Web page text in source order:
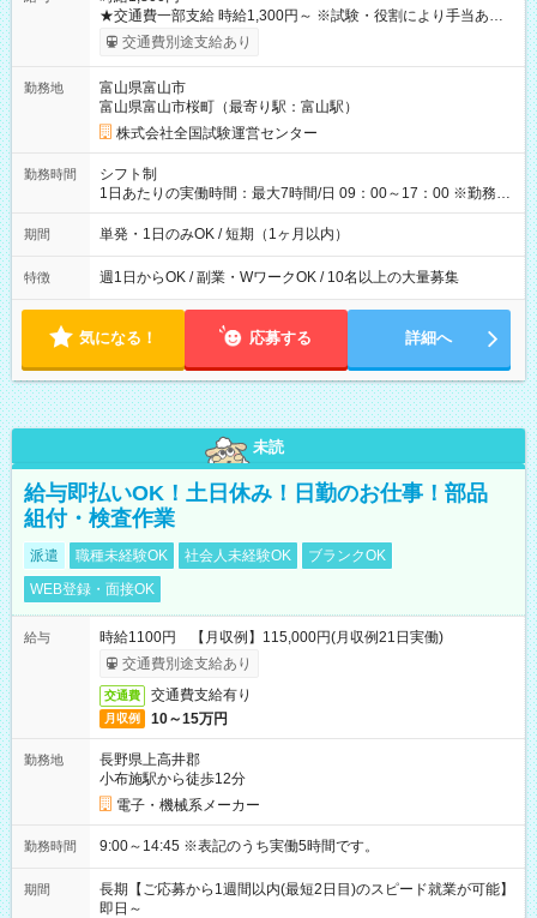
★交通費一部支給 時給1,300円～ ※試験・役割により手当あり
※勤務回数により昇給あり 【即給（前払い）オプションあ
り！】 希望される場合、勤務から1週間ほどで給与の一部を受け
例】 ・河合塾模擬試験 8:30～17:30（休憩1時間） 時給1,300円
×8時間＝日収10,400円＋交通費 ※当日の役割により時給＋100
円の場合あり ・国家試験 7:00～13:30（休憩なし） 時給1,300
円（役割手当＋100円）×6時間＝日収8,400円＋交通費 【試用期
間】試用期間なし
交通費別途支給あり
勤務地
富山県富山市
富山県富山市桜町（最寄り駅：富山駅）
株式会社全国試験運営センター
勤務時間
シフト制
1日あたりの実働時間：最大7時間/日 09：00～17：00 ※勤務時
間は 試験により異なります。
期間 単発・1日のみOK / 短期（1ヶ月以内）
特徴 週1日からOK / 副業・WワークOK / 10名以上の大量募集
気になる！ 応募する 詳細へ
未読
給与即払いOK！土日休み！日勤のお仕事！部品
組付・検査作業
派遣 職種未経験OK 社会人未経験OK
ブランクOK
WEB登録・面接OK
給与
時給1100円 【月収例】115,000円(月収例21日実働)
交通費別途支給あり
交通費 交通費支給有り
月収例 10～15万円
勤務地
長野県上高井郡
小布施駅から徒歩12分
電子・機械系メーカー
勤務時間 9:00～14:45 ※表記のうち実働5時間です。
期間
長期【ご応募から1週間以内(最短2日目)のスピード就業が可能】
即日～